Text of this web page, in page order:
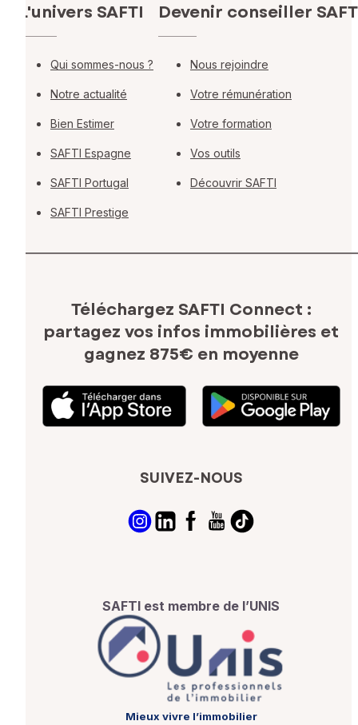
L'univers SAFTI
Qui sommes-nous ?
Notre actualité
Bien Estimer
SAFTI Espagne
SAFTI Portugal
SAFTI Prestige
Devenir conseiller
Nous rejoindre
Votre rémunération
Votre formation
Vos outils
Découvrir SAFTI
Téléchargez SAFTI Connect :
partagez vos infos immobilières et
gagnez 875€ en moyenne
SUIVEZ-NOUS
SAFTI est membre de l’UNIS
Mieux vivre l’immobilier